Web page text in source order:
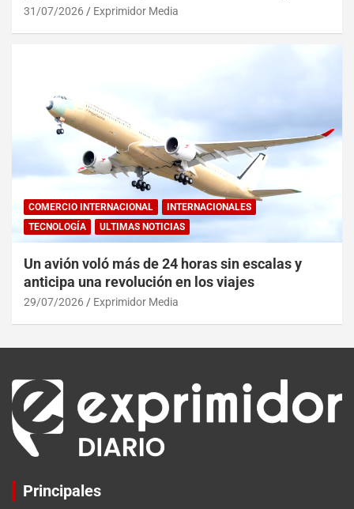
31/07/2026 Exprimidor Media
COMERCIO INTERNACIONAL
INTERNACIONALES
TECNOLOGÍA
ULTIMAS NOTICIAS
Un avión voló más de 24 horas sin escalas y
anticipa una revolución en los viajes
29/07/2026 Exprimidor Media
Principales